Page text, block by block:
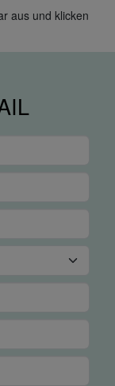
aus und klicken